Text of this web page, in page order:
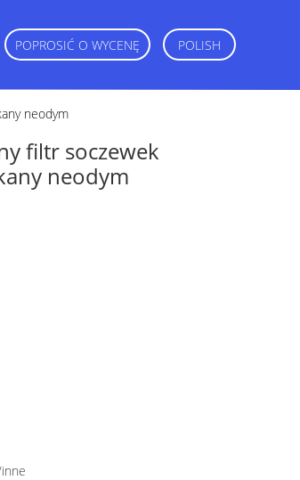
POPROSIĆ O WYCENĘ POLISH
neodym
filtr soczewek
neodym